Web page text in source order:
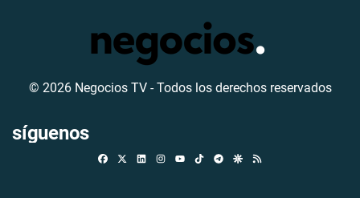
© 2026 Negocios TV - Todos los derechos reservados
síguenos
FacebookLinkedinInstagramTikTokTelegramGoogle Discover